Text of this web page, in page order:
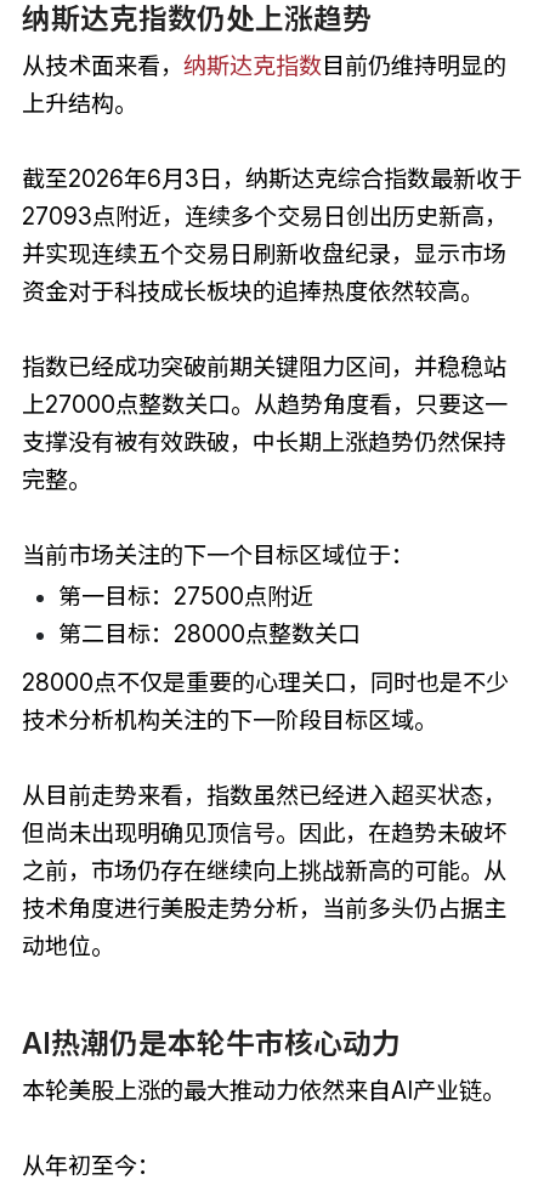
纳斯达克指数仍处上涨趋势
从技术面来看， 纳斯达克指数目前仍维持明显的
上升结构。
截至2026年6月3日，纳斯达克综合指数最新收于
27093点附近，连续多个交易日创出历史新高，
并实现连续五个交易日刷新收盘纪录，显示市场
资金对于科技成长板块的追捧热度依然较高。
指数已经成功突破前期关键阻力区间，并稳稳站
上27000点整数关口。从趋势角度看，只要这一
支撑没有被有效跌破，中长期上涨趋势仍然保持
完整。
当前市场关注的下一个目标区域位于：
第一目标：27500点附近
第二目标：28000点整数关口
28000点不仅是重要的心理关口，同时也是不少
技术分析机构关注的下一阶段目标区域。
从目前走势来看，指数虽然已经进入超买状态，
但尚未出现明确见顶信号。因此，在趋势未破坏
之前，市场仍存在继续向上挑战新高的可能。从
技术角度进行美股走势分析，当前多头仍占据主
动地位。
AI热潮仍是本轮牛市核心动力
本轮美股上涨的最大推动力依然来自AI产业链。
从年初至今：